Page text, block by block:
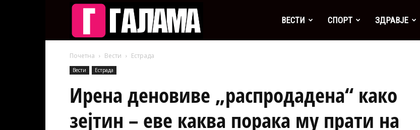
ВЕСТИ СПОРТ ЗДРАВЈЕ
Почетна Вести Естрада
Вести Естрада
Ирена деновиве „распродадена“ како
зејтин – еве каква порака му прати на